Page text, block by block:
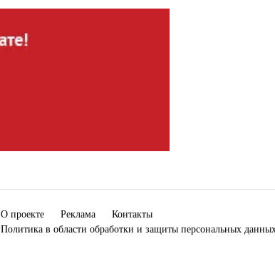
О проекте Реклама
Контакты
Политика в области обработки и защиты персональных